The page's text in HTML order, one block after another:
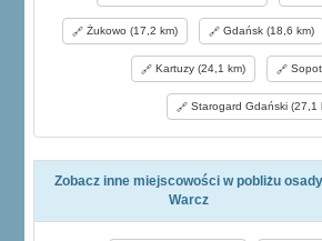
Żukowo (17,2 km) Gdańsk (18,6 km)
Kartuzy (24,1 km)
Starogard Gdański (27,1
Zobacz inne miejscowości w pobliżu osady
Warcz